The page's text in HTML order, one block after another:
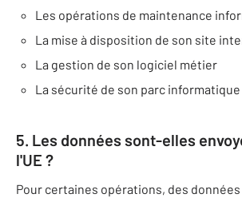
Les opérations de maintenance
La mise à disposition de son site
La gestion de son logiciel métier
La sécurité de son parc informatique
5. Les données sont-elles
l'UE ?
Pour certaines opérations, des